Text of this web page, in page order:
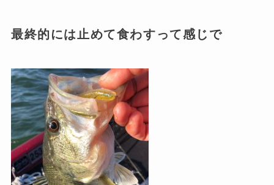
最終的には止めて食わすって感じで